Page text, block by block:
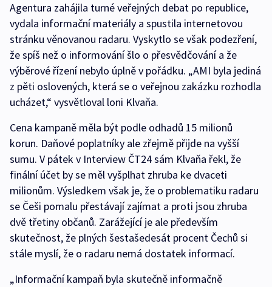
Agentura zahájila turné veřejných debat po republice,
vydala informační materiály a spustila internetovou
stránku věnovanou radaru. Vyskytlo se však podezření,
že spíš než o informování šlo o přesvědčování a že
výběrové řízení nebylo úplně v pořádku. „AMI byla jediná
z pěti oslovených, která se o veřejnou zakázku rozhodla
ucházet,“ vysvětloval loni Klvaňa.
Cena kampaně měla být podle odhadů 15 milionů
korun. Daňové poplatníky ale zřejmě přijde na vyšší
sumu. V pátek v Interview ČT24 sám Klvaňa řekl, že
finální účet by se měl vyšplhat zhruba ke dvaceti
milionům. Výsledkem však je, že o problematiku radaru
se Češi pomalu přestávají zajímat a proti jsou zhruba
dvě třetiny občanů. Zarážející je ale především
skutečnost, že plných šestašedesát procent Čechů si
stále myslí, že o radaru nemá dostatek informací.
„Informační kampaň byla skutečně informačně